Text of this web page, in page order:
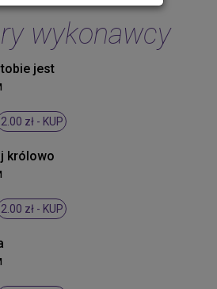
wykonawcy
jest
2.00 zł - KUP
królowo
2.00 zł - KUP